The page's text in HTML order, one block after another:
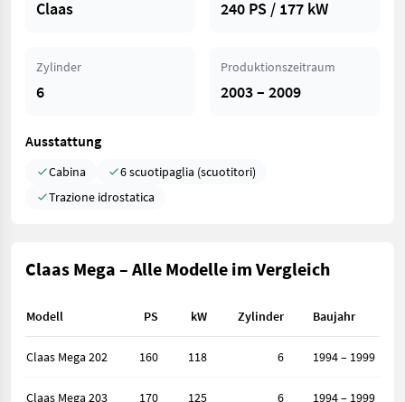
Claas 240 PS / 177 kW
Zylinder
6
Produktionszeitraum
2003 – 2009
Ausstattung
Cabina
6 scuotipaglia (scuotitori)
Trazione idrostatica
Claas Mega – Alle Modelle im Vergleich
Modell PS kW Zylinder Baujahr
Claas Mega 202 160 118 6 1994 – 1999
Claas Mega 203 170 125 6 1994 – 1999